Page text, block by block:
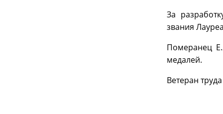
За
звания
Померанец
медалей.
Ветеран